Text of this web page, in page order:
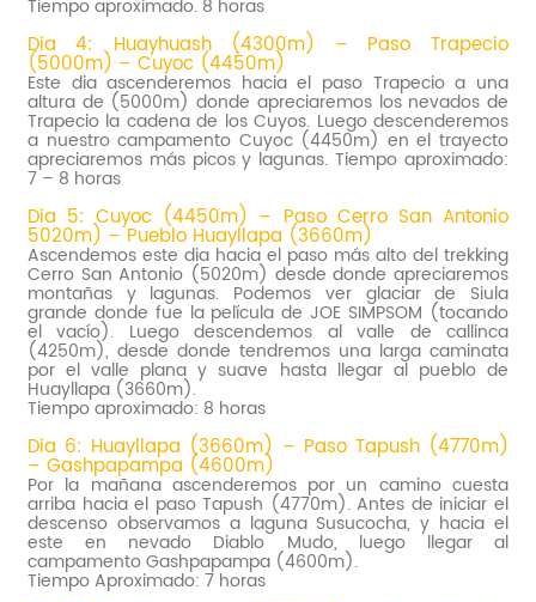
Tiempo aproximado. 8 horas
Dia 4: Huayhuash (4300m) – Paso Trapecio
(5000m) – Cuyoc (4450m)
Este dia ascenderemos hacia el paso Trapecio a una
altura de (5000m) donde apreciaremos los nevados de
Trapecio la cadena de los Cuyos. Luego descenderemos
a nuestro campamento Cuyoc (4450m) en el trayecto
apreciaremos más picos y lagunas. Tiempo aproximado:
7 – 8 horas
Dia 5: Cuyoc (4450m) – Paso Cerro San Antonio
5020m) – Pueblo Huayllapa (3660m)
Ascendemos este dia hacia el paso más alto del trekking
Cerro San Antonio (5020m) desde donde apreciaremos
montañas y lagunas. Podemos ver glaciar de Siula
grande donde fue la película de JOE SIMPSOM (tocando
el vacío). Luego descendemos al valle de callinca
(4250m), desde donde tendremos una larga caminata
por el valle plana y suave hasta llegar al pueblo de
Huayllapa (3660m).
Tiempo aproximado: 8 horas
Dia 6: Huayllapa (3660m) – Paso Tapush (4770m)
– Gashpapampa (4600m)
Por la mañana ascenderemos por un camino cuesta
arriba hacia el paso Tapush (4770m). Antes de iniciar el
descenso observamos a laguna Susucocha, y hacia el
este en nevado Diablo Mudo, luego llegar al
campamento Gashpapampa (4600m).
Tiempo Aproximado: 7 horas